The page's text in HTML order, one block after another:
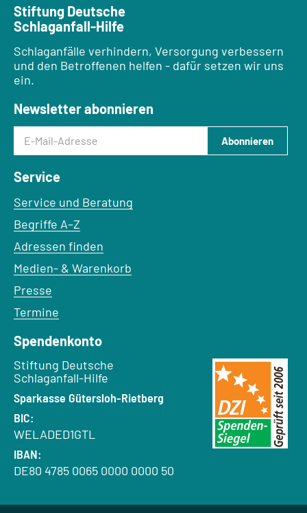
Stiftung Deutsche
Schlaganfall-Hilfe
Schlaganfälle verhindern, Versorgung verbessern
und den Betroffenen helfen - dafür setzen wir uns
ein.
Newsletter abonnieren
E-Mail-Adresse
Abonnieren
Service
Service und Beratung
Begriffe A–Z
Adressen finden
Medien- & Warenkorb
Presse
Termine
Spendenkonto
Empfänger:
Stiftung Deutsche
Schlaganfall-Hilfe
Bank:
Sparkasse Gütersloh-Rietberg
BIC:
WELADED1GTL
IBAN:
DE80 4785 0065 0000 0000 50